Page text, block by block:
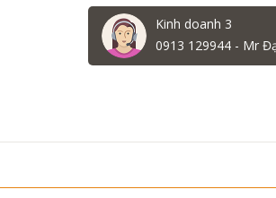
Kinh doanh 3
0913 129944 - Mr